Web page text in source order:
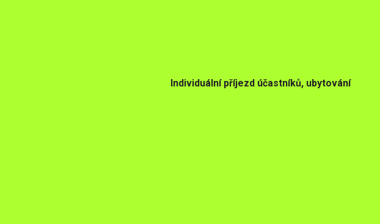
Individuální příjezd účastníků, ubytování